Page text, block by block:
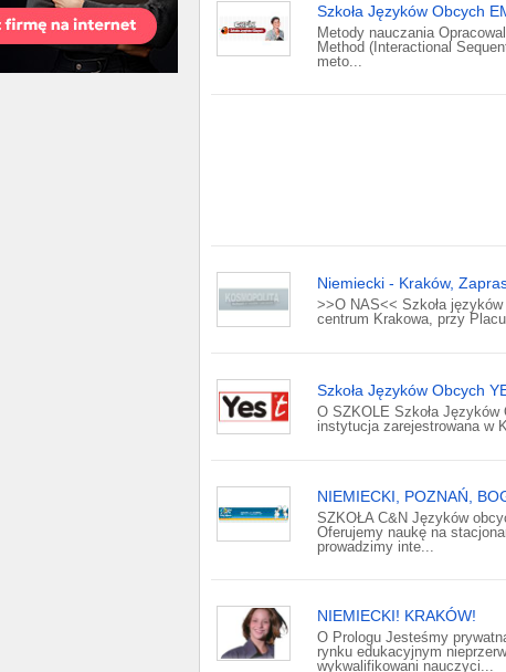
Szkoła Języków Obcych
Metody nauczania
Method (Interactional
meto...
Niemiecki - Kraków,
>>O NAS<< Szkoła
centrum Krakowa, przy
Szkoła Języków Obcych
O SZKOLE Szkoła Języków
instytucja zarejestrowana w
NIEMIECKI, POZNAŃ,
SZKOŁA C&N Języków
Oferujemy naukę na
prowadzimy inte...
NIEMIECKI! KRAKÓW!
O Prologu Jesteśmy
rynku edukacyjnym
wykwalifikowani nauczyci...